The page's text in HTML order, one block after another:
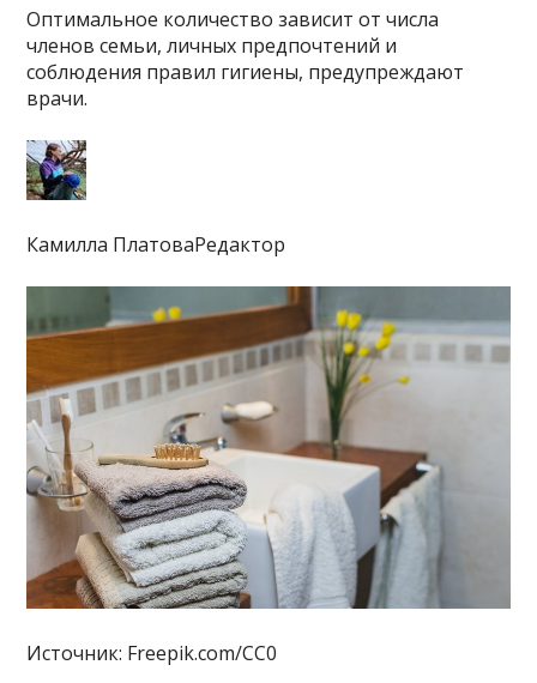
Оптимальное количество зависит от числа
членов семьи, личных предпочтений и
соблюдения правил гигиены, предупреждают
врачи.
Камилла ПлатоваРедактор
Источник: Freepik.com/CC0